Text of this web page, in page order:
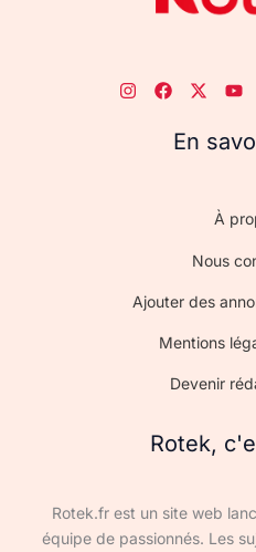
En
À
Nous
Ajouter des
Mentions
Devenir
Rotek,
Rotek.fr est un site web
équipe de passionnés. Les